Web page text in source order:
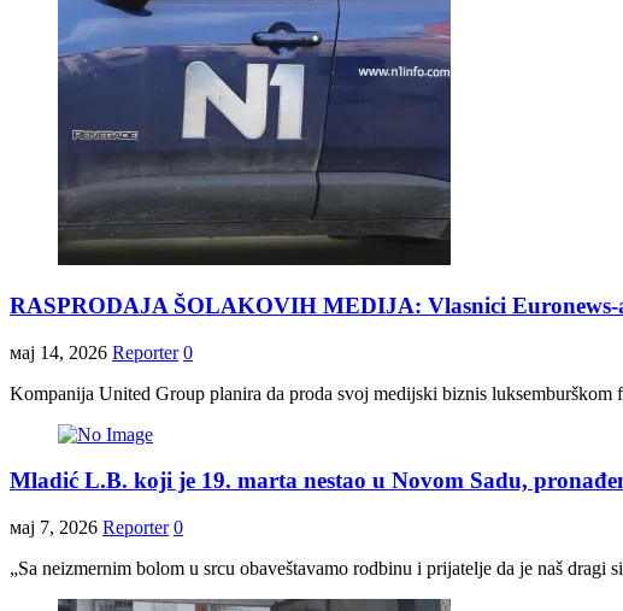
RASPRODAJA ŠOLAKOVIH MEDIJA: Vlasnici Euronews-
мај 14, 2026 Reporter 0
Kompanija United Group planira da proda svoj medijski biznis
Mladić L.B. koji je 19. marta nestao u Novom Sadu,
мај 7, 2026 Reporter 0
„Sa neizmernim bolom u srcu obaveštavamo rodbinu i prijatelje da je naš